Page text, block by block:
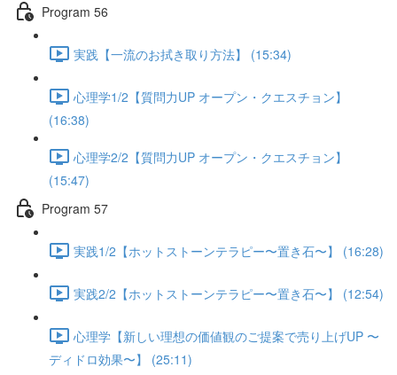
Program 56
実践【一流のお拭き取り方法】 (15:34)
心理学1/2【質問力UP オープン・クエスチョン】
(16:38)
心理学2/2【質問力UP オープン・クエスチョン】
(15:47)
Program 57
実践1/2【ホットストーンテラピー〜置き石〜】 (16:28)
実践2/2【ホットストーンテラピー〜置き石〜】 (12:54)
心理学【新しい理想の価値観のご提案で売り上げUP 〜
ディドロ効果〜】 (25:11)